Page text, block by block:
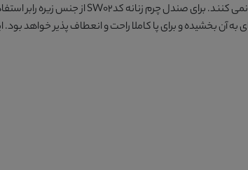
کنند. برایصندل چرم زنانه کدSW02
از جنس زیره رابر
آن بخشیده و برای پا کاملا راحت و انعطاف پذیر خواهد